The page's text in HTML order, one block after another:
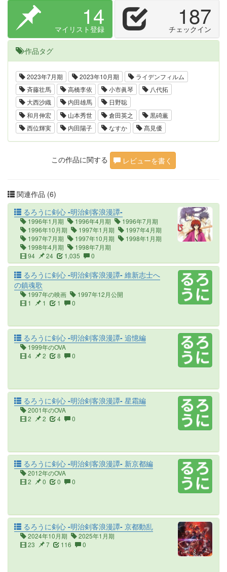
14
マイリスト登録 187
チェックイン
作品タグ
2023年7月期 2023年10月期
ライデンフィルム
斉藤壮馬
高橋李依 小市眞琴
八代拓
大西沙織
内田雄馬
日野聡
和月伸宏
山本秀世 倉田英之
黒碕薫
西位輝実
内田陽子 なすか 髙見優
この作品に関する レビューを書く
関連作品 (6)
るろうに剣心 -明治剣客浪漫譚-
1996年1月期 1996年4月期
1996年7月期
1996年10月期
1997年1月期
1997年4月期
1997年7月期
1997年10月期
1998年1月期
1998年4月期
1998年7月期
94
24 1,035 0
るろうに剣心 -明治剣客浪漫譚- 維新志士へ
の鎮魂歌
1997年の映画
1997年12月公開
1
1 1 0
るろうに剣心 -明治剣客浪漫譚- 追憶編
1999年のOVA
4
2 8 0
るろうに剣心 -明治剣客浪漫譚- 星霜編
2001年のOVA
2
2 4 0
るろうに剣心 -明治剣客浪漫譚- 新京都編
2012年のOVA
2
0 0 0
るろうに剣心 -明治剣客浪漫譚- 京都動乱
2024年10月期
2025年1月期
23
7 116 0